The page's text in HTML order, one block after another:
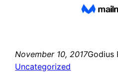
November 10, 2017Godius
Uncategorized